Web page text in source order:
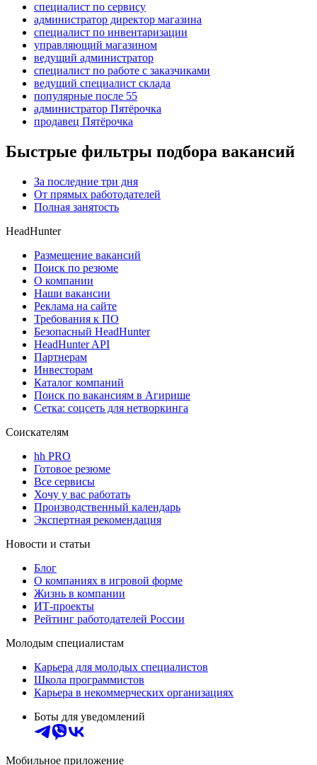
специалист по сервису
администратор директор магазина
специалист по инвентаризации
управляющий магазином
ведущий администратор
специалист по работе с заказчиками
ведущий специалист склада
популярные после 55
администратор Пятёрочка
продавец Пятёрочка
Быстрые фильтры подбора вакансий
За последние три дня
От прямых работодателей
Полная занятость
HeadHunter
Размещение вакансий
Поиск по резюме
О компании
Наши вакансии
Реклама на сайте
Требования к ПО
Безопасный HeadHunter
HeadHunter API
Партнерам
Инвесторам
Каталог компаний
Поиск по вакансиям в Агирише
Сетка: соцсеть для нетворкинга
Соискателям
hh PRO
Готовое резюме
Все сервисы
Хочу у вас работать
Производственный календарь
Экспертная рекомендация
Новости и статьи
Блог
О компаниях в игровой форме
Жизнь в компании
ИТ-проекты
Рейтинг работодателей России
Молодым специалистам
Карьера для молодых специалистов
Школа программистов
Карьера в некоммерческих организациях
Боты для уведомлений
Мобильное приложение